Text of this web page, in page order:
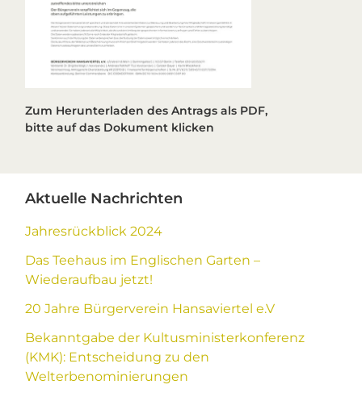
Zum Herunterladen des Antrags als PDF,
bitte auf das Dokument klicken
Sidebar
Aktuelle Nachrichten
Jahresrückblick 2024
Das Teehaus im Englischen Garten –
Wiederaufbau jetzt!
20 Jahre Bürgerverein Hansaviertel e.V
Bekanntgabe der Kultusministerkonferenz
(KMK): Entscheidung zu den
Welterbenominierungen